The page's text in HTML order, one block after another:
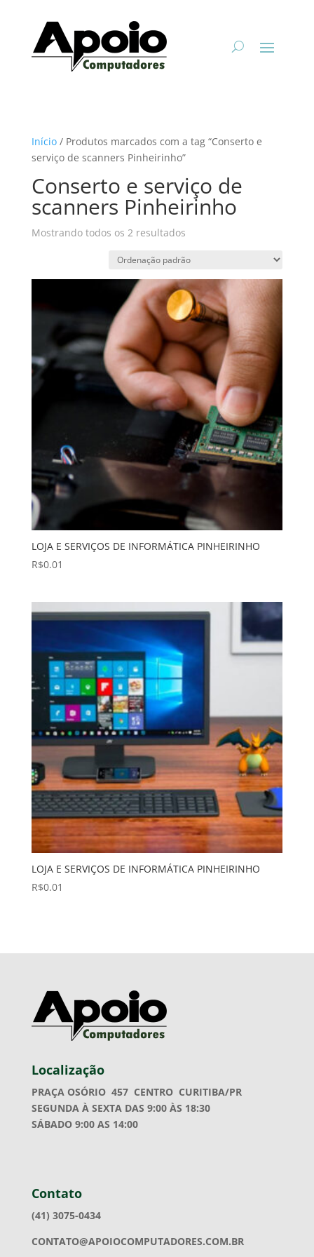
Início/ Produtos marcados com a tag “Conserto e
serviço de scanners Pinheirinho”
Conserto e serviço de
scanners Pinheirinho
Mostrando todos os 2 resultados
LOJA E SERVIÇOS DE INFORMÁTICA PINHEIRINHO
R$0.01
LOJA E SERVIÇOS DE INFORMÁTICA PINHEIRINHO
R$0.01
Localização
PRAÇA OSÓRIO 457 CENTRO CURITIBA/PR
SEGUNDA À SEXTA DAS 9:00 ÀS 18:30
SÁBADO 9:00 AS 14:00
Contato
(41) 3075-0434
CONTATO@APOIOCOMPUTADORES.COM.BR